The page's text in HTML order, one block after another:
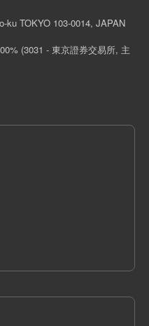
ku TOKYO 103-0014, JAPAN
(3031 - 東京證券交易所, 主